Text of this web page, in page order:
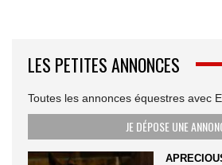
LES PETITES ANNONCES
Toutes les annonces équestres avec
JE DÉPOSE UNE